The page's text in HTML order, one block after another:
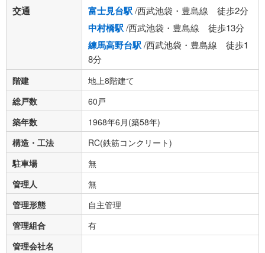
交通 富士見台駅/西武池袋・豊島線 徒歩2分
中村橋駅/西武池袋・豊島線 徒歩13分
練馬高野台駅/西武池袋・豊島線 徒歩1
8分
階建
地上8階建て
総戸数
60戸
築年数
1968年6月(築58年)
構造・工法
RC(鉄筋コンクリート)
駐車場
無
管理人
無
管理形態
自主管理
管理組合
有
管理会社名